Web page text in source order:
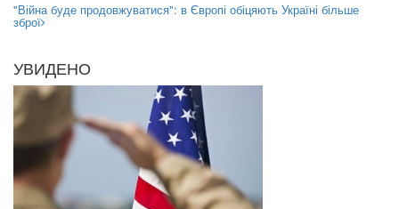
"Війна буде продовжуватися": в Європі обіцяють Україні більше
зброї
УВИДЕНО